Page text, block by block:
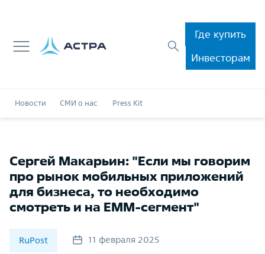
Где купить
Инвесторам
Новости СМИ о нас Press Kit
Сергей Макарьин: "Если мы говорим
про рынок мобильных приложений
для бизнеса, то необходимо
смотреть и на EMM-сегмент"
RuPost 11 февраля 2025